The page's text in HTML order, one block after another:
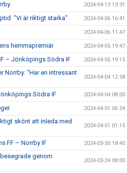
2024-04-13 13:31
"Vi är riktigt starka" 2024-04-06 16:41
2024-04-06 11:47
hemmapremiär 2024-04-05 19:47
– Jönköpings Södra IF 2024-04-05 19:15
Norrby: "Har en intressant
2024-04-04 12:58
Södra IF 2024-04-04 08:00
2024-04-01 06:34
skönt att inleda med
2024-04-01 01:15
FF – Norrby IF 2024-03-30 18:40
genom
2024-03-24 08:00